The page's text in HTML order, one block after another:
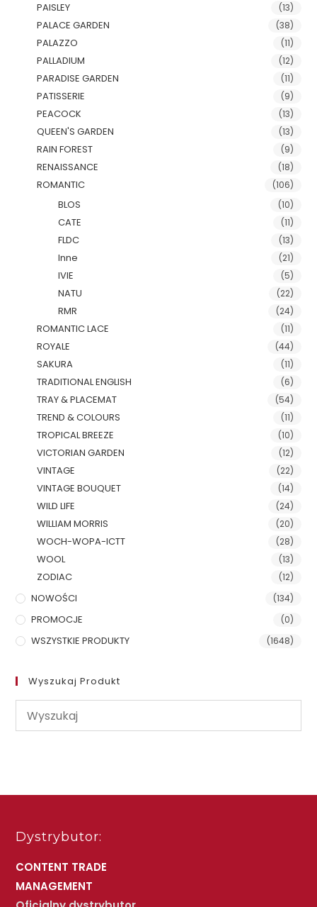
PAISLEY (13)
PALACE GARDEN (38)
PALAZZO (11)
PALLADIUM (12)
PARADISE GARDEN (11)
PATISSERIE (9)
PEACOCK (13)
QUEEN'S GARDEN (13)
RAIN FOREST (9)
RENAISSANCE (18)
ROMANTIC (106)
BLOS (10)
CATE (11)
FLDC (13)
Inne (21)
IVIE (5)
NATU (22)
RMR (24)
ROMANTIC LACE (11)
ROYALE (44)
SAKURA (11)
TRADITIONAL ENGLISH (6)
TRAY & PLACEMAT (54)
TREND & COLOURS (11)
TROPICAL BREEZE (10)
VICTORIAN GARDEN (12)
VINTAGE (22)
VINTAGE BOUQUET (14)
WILD LIFE (24)
WILLIAM MORRIS (20)
WOCH-WOPA-ICTT (28)
WOOL (13)
ZODIAC (12)
NOWOŚCI (134)
PROMOCJE (0)
WSZYSTKIE PRODUKTY (1648)
Wyszukaj Produkt
Dystrybutor:
CONTENT TRADE
MANAGEMENT